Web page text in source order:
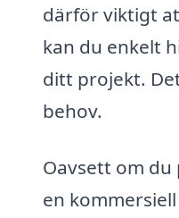
därför viktigt
kan du enkelt
ditt projekt.
behov.
Oavsett om
en